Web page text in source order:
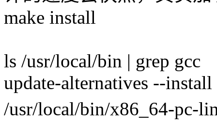
make install
ls /usr/local/bin | grep gcc
update-alternatives --
/usr/local/bin/x86_64-pc-